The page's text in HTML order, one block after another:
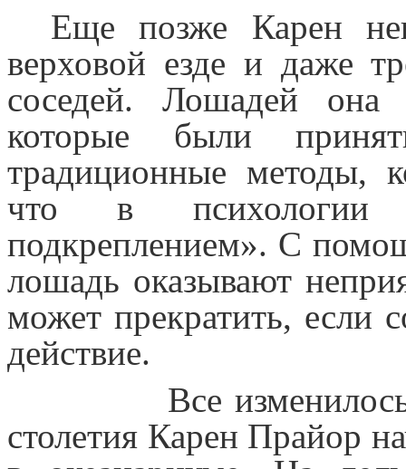
Еще позже Карен
верховой езде и даже
соседей. Лошадей она
которые были
традиционные методы,
что в психологии
подкреплением». С
лошадь оказывают
может прекратить, если
действие.
Все изменилось,
столетия Карен Прайор